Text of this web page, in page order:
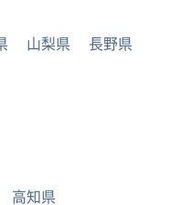
山梨県 長野県
高知県